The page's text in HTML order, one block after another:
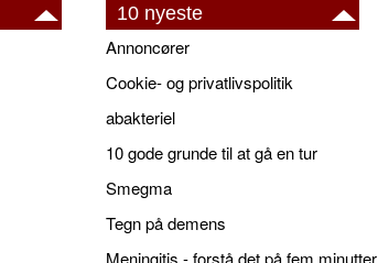
10 nyeste
Annoncører
Cookie- og privatlivspolitik
abakteriel
10 gode grunde til at gå en tur
Smegma
Tegn på demens
Meningitis - forstå det på fem minutter